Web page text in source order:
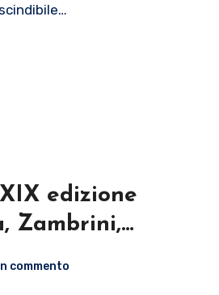
edizione
Zambrini,
altri
commento